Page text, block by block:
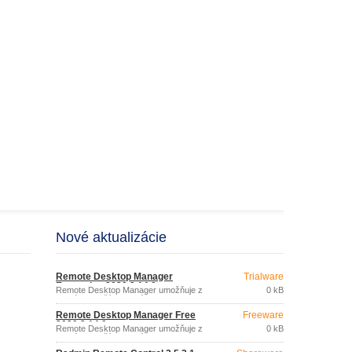
Nové aktualizácie
Remote Desktop Manager
Enterprise 2020.2.14.0
Remote Desktop Manager umožňuje z
jediného používateľského prostredia
spravovať všetky vaše vzdialené
pripojenia a virtuálne počítače.
Trialware
0 kB
Remote Desktop Manager Free
2020.2.14.0
Remote Desktop Manager umožňuje z
jediného používateľského prostredia
spravovať všetky vaše vzdialené
Freeware
0 kB